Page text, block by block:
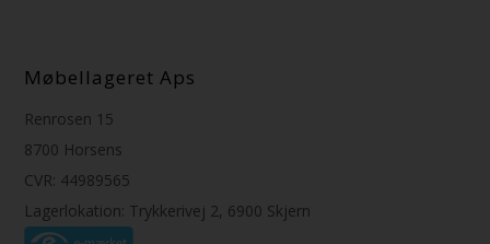
Møbellageret Aps
Renrosen 15
8700 Horsens
CVR: 44989565
Lagerlokation: Trykkerivej 2, 6900 Skjern